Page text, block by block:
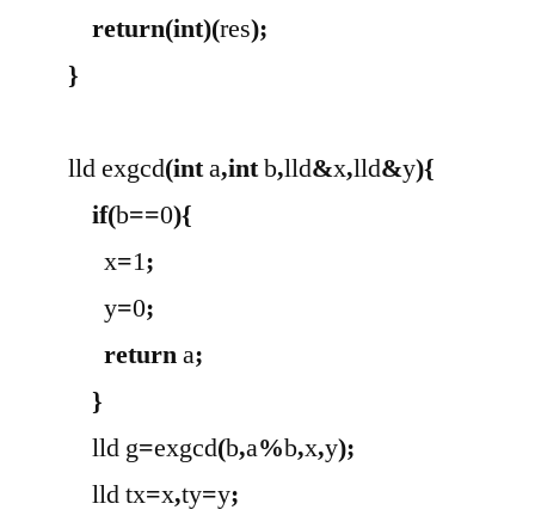
return(int)(res);
}
lld exgcd(inta,intb,lld&x,lld&y){
if(b==0){
x=1;
y=0;
returna;
}
lld g=exgcd(b,a%b,x,y);
lld tx=x,ty=y;